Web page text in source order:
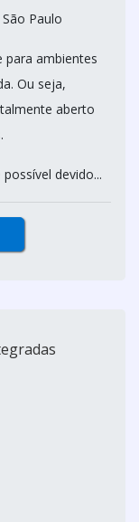
Paulo
para ambientes
Ou seja,
aberto
devido...